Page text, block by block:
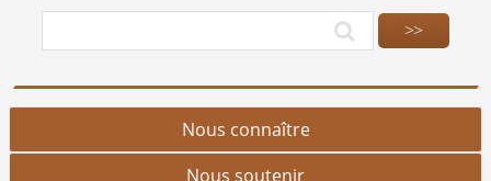
Nous connaître
Nous soutenir